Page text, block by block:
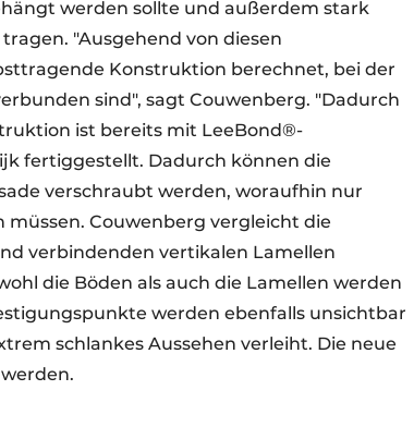
werden sollte und außerdem stark
"Ausgehend von diesen
Konstruktion berechnet, bei der
sind", sagt Couwenberg. "Dadurch
ist bereits mit LeeBond®-
fertiggestellt. Dadurch können die
verschraubt werden, woraufhin nur
Couwenberg vergleicht die
verbindenden vertikalen Lamellen
die Böden als auch die Lamellen werden
werden ebenfalls unsichtbar
schlankes Aussehen verleiht. Die neue